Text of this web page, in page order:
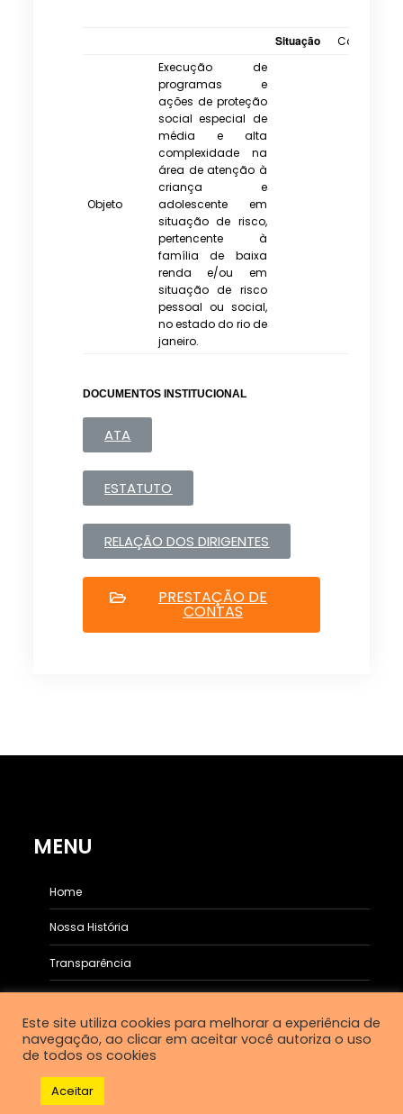
Situação Convênio
Objeto
Execução de
programas e
ações de proteção
social especial de
média e alta
complexidade na
área de atenção à
criança e
adolescente em
situação de risco,
pertencente à
família de baixa
renda e/ou em
situação de risco
pessoal ou social,
no estado do rio de
janeiro.
DOCUMENTOS INSTITUCIONAL
ATA
ESTATUTO
RELAÇÃO DOS DIRIGENTES
PRESTAÇÃO DE
CONTAS
MENU
Home
Nossa História
Transparência
Orgulhosamente desenvolvido por
Este site utiliza cookies para melhorar a experiência de
navegação, ao clicar em aceitar você autoriza o uso
de todos os cookies
Aceitar